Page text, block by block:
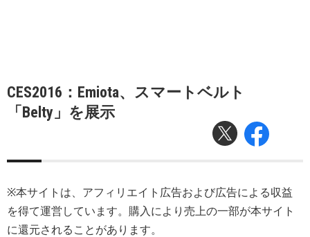
CES2016：Emiota、スマートベルト
「Belty」を展示
※本サイトは、アフィリエイト広告および広告による収益
を得て運営しています。購入により売上の一部が本サイト
に還元されることがあります。